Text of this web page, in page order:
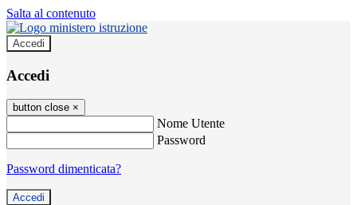
Salta al contenuto
Accedi
Accedi
button close ×
Nome Utente
Password
Password dimenticata?